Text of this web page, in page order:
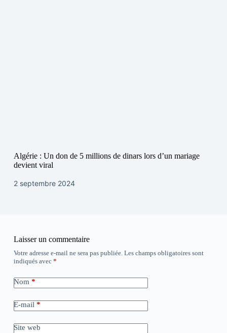
Algérie : Un don de 5 millions de dinars lors d’un mariage
devient viral
2 septembre 2024
Laisser un commentaire
Votre adresse e-mail ne sera pas publiée. Les champs obligatoires sont
indiqués avec *
Nom *
E-mail *
Site web